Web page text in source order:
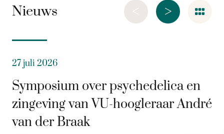
Nieuws >
<
27 juli 2026
Symposium over psychedelica en
zingeving van VU-hoogleraar André
van der Braak